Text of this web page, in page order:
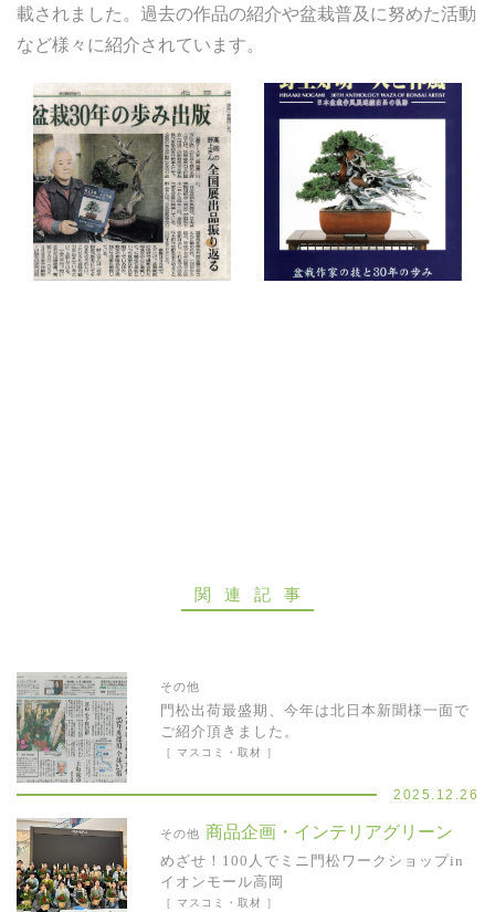
載されました。過去の作品の紹介や盆栽普及に努めた活動
など様々に紹介されています。
お問い合わせ
関連記事
その他
［ マスコミ・取材 ］
門松出荷最盛期、今年は北日本新聞様一面で
ご紹介頂きました。
2025.12.26
その他
［ マスコミ・取材 ］
商品企画・インテリアグリーン
めざせ！100人でミニ門松ワークショップin
イオンモール高岡